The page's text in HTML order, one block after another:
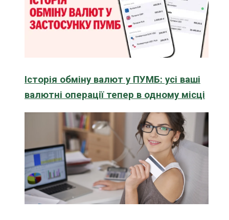
Історія обміну валют у ПУМБ: усі ваші
валютні операції тепер в одному місці